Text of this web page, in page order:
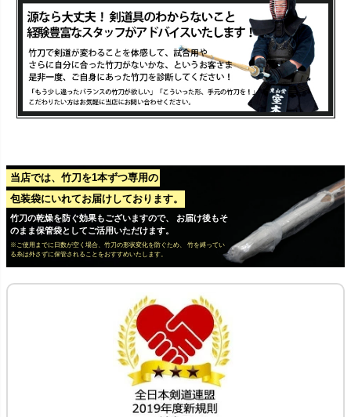
当店では、竹刀を1本ずつ専用の
包装袋にいれてお届けしております。
竹刀の乾燥を防ぐ効果もございますので、 お届け後もそ
のまま保管袋としてご活用いただけます。
※ご使用までに日数が空く場合、竹刀の形状変化を防ぐため、 竹を縛ってい
る糸は外さずに保管されることをおすすめいたします。